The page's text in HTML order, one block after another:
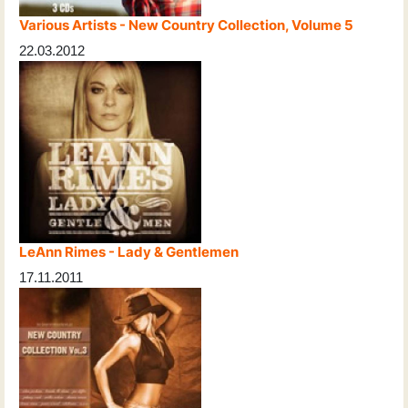
Various Artists - New Country Collection, Volume 5
22.03.2012
LeAnn Rimes - Lady & Gentlemen
17.11.2011